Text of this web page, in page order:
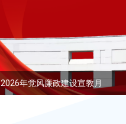
2026年党风廉政建设宣教月